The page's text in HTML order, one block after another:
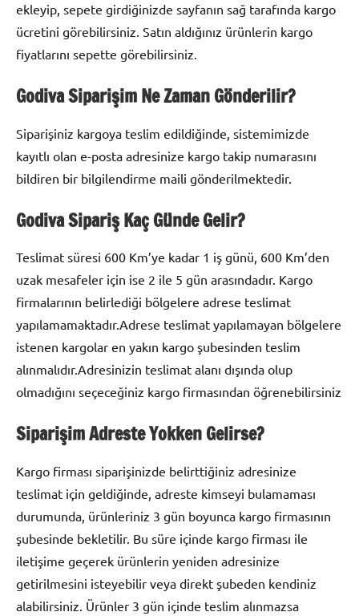
ekleyip, sepete girdiğinizde sayfanın sağ tarafında kargo
ücretini görebilirsiniz. Satın aldığınız ürünlerin kargo
fiyatlarını sepette görebilirsiniz.
Godiva Siparişim Ne Zaman Gönderilir?
Siparişiniz kargoya teslim edildiğinde, sistemimizde
kayıtlı olan e-posta adresinize kargo takip numarasını
bildiren bir bilgilendirme maili gönderilmektedir.
Godiva Sipariş Kaç Günde Gelir?
Teslimat süresi 600 Km’ye kadar 1 iş günü, 600 Km’den
uzak mesafeler için ise 2 ile 5 gün arasındadır. Kargo
firmalarının belirlediği bölgelere adrese teslimat
yapılamamaktadır.Adrese teslimat yapılamayan bölgelere
istenen kargolar en yakın kargo şubesinden teslim
alınmalıdır.Adresinizin teslimat alanı dışında olup
olmadığını seçeceğiniz kargo firmasından öğrenebilirsiniz
Siparişim Adreste Yokken Gelirse?
Kargo firması siparişinizde belirttiğiniz adresinize
teslimat için geldiğinde, adreste kimseyi bulamaması
durumunda, ürünleriniz 3 gün boyunca kargo firmasının
şubesinde bekletilir. Bu süre içinde kargo firması ile
iletişime geçerek ürünlerin yeniden adresinize
getirilmesini isteyebilir veya direkt şubeden kendiniz
alabilirsiniz. Ürünler 3 gün içinde teslim alınmazsa